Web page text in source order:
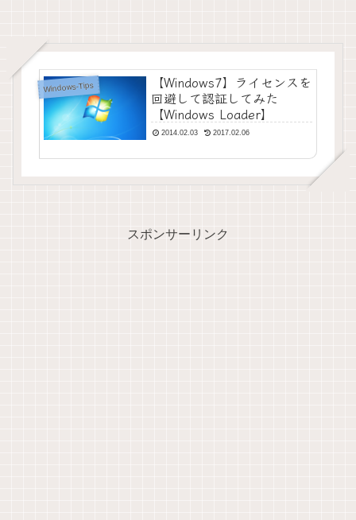
Windows-Tips
【Windows7】ライセンスを
回避して認証してみた
【Windows Loader】
2014.02.03 2017.02.06
スポンサーリンク